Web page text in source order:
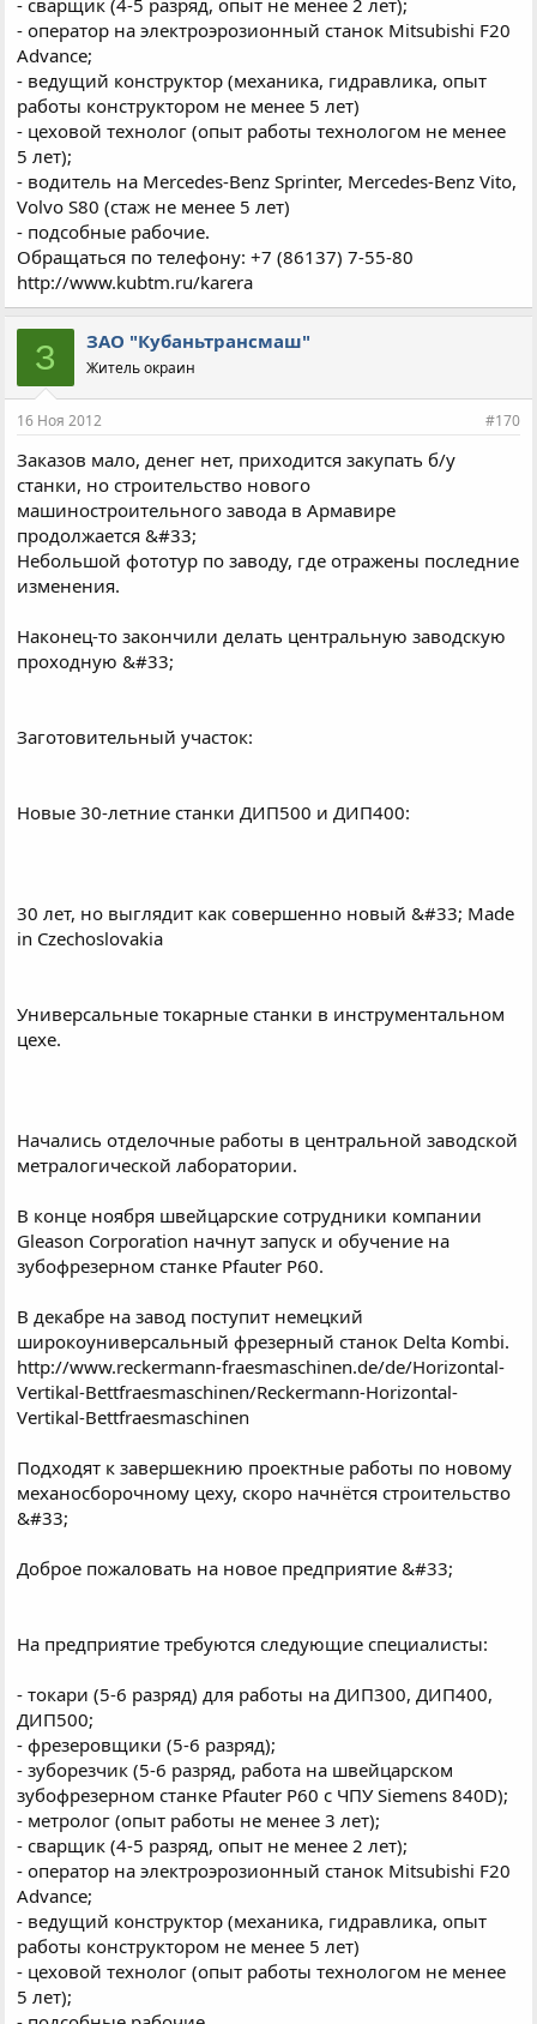
- сварщик (4-5 разряд, опыт не менее 2 лет);
- оператор на электроэрозионный станок Mitsubishi F20
Advance;
- ведущий конструктор (механика, гидравлика, опыт
работы конструктором не менее 5 лет)
- цеховой технолог (опыт работы технологом не менее
5 лет);
- водитель на Mercedes-Benz Sprinter, Mercedes-Benz Vito,
Volvo S80 (стаж не менее 5 лет)
- подсобные рабочие.
Обращаться по телефону: +7 (86137) 7-55-80
http://www.kubtm.ru/karera
З ЗАО "Кубаньтрансмаш"
Житель окраин
16 Ноя 2012 #170
Заказов мало, денег нет, приходится закупать б/у
станки, но строительство нового
машиностроительного завода в Армавире
продолжается &#33;
Небольшой фототур по заводу, где отражены последние
изменения.
Наконец-то закончили делать центральную заводскую
проходную &#33;
Заготовительный участок:
Новые 30-летние станки ДИП500 и ДИП400:
30 лет, но выглядит как совершенно новый &#33; Made
in Czechoslovakia
Универсальные токарные станки в инструментальном
цехе.
Начались отделочные работы в центральной заводской
метралогической лаборатории.
В конце ноября швейцарские сотрудники компании
Gleason Corporation начнут запуск и обучение на
зубофрезерном станке Pfauter P60.
В декабре на завод поступит немецкий
широкоуниверсальный фрезерный станок Delta Kombi.
http://www.reckermann-fraesmaschinen.de/de/Horizontal-
Vertikal-Bettfraesmaschinen/Reckermann-Horizontal-
Vertikal-Bettfraesmaschinen
Подходят к завершекнию проектные работы по новому
механосборочному цеху, скоро начнётся строительство
&#33;
Доброе пожаловать на новое предприятие &#33;
На предприятие требуются следующие специалисты:
- токари (5-6 разряд) для работы на ДИП300, ДИП400,
ДИП500;
- фрезеровщики (5-6 разряд);
- зуборезчик (5-6 разряд, работа на швейцарском
зубофрезерном станке Pfauter P60 с ЧПУ Siemens 840D);
- метролог (опыт работы не менее 3 лет);
- сварщик (4-5 разряд, опыт не менее 2 лет);
- оператор на электроэрозионный станок Mitsubishi F20
Advance;
- ведущий конструктор (механика, гидравлика, опыт
работы конструктором не менее 5 лет)
- цеховой технолог (опыт работы технологом не менее
5 лет);